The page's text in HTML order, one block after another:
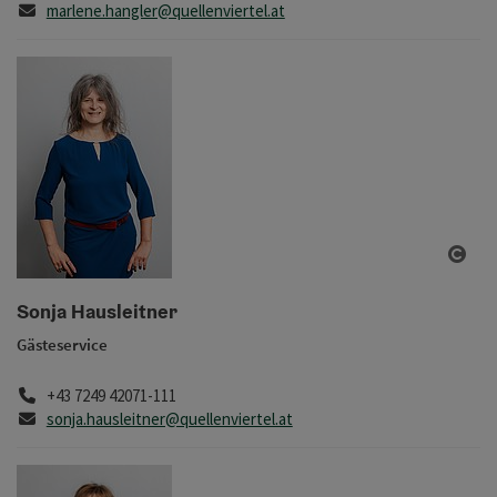
E-Mail
marlene.hangler@quellenviertel.at
Sonja Hausleitner
Gästeservice
Telefon
+43 7249 42071-111
E-Mail
sonja.hausleitner@quellenviertel.at